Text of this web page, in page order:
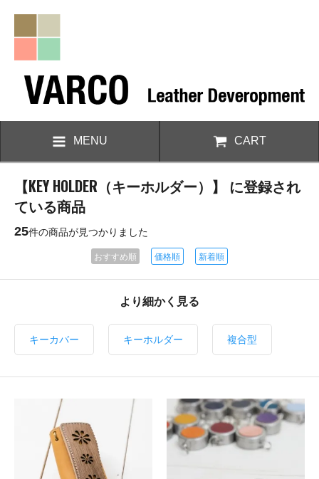
MENU CART
【KEY HOLDER（キーホルダー）】 に登録され
ている商品
25件の商品が見つかりました
おすすめ順 価格順 新着順
より細かく見る
キーカバー キーホルダー 複合型